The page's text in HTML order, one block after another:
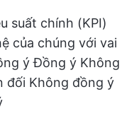
suất chính (KPI)
của chúng với vai
ý Đồng ý Không
đối Không đồng ý